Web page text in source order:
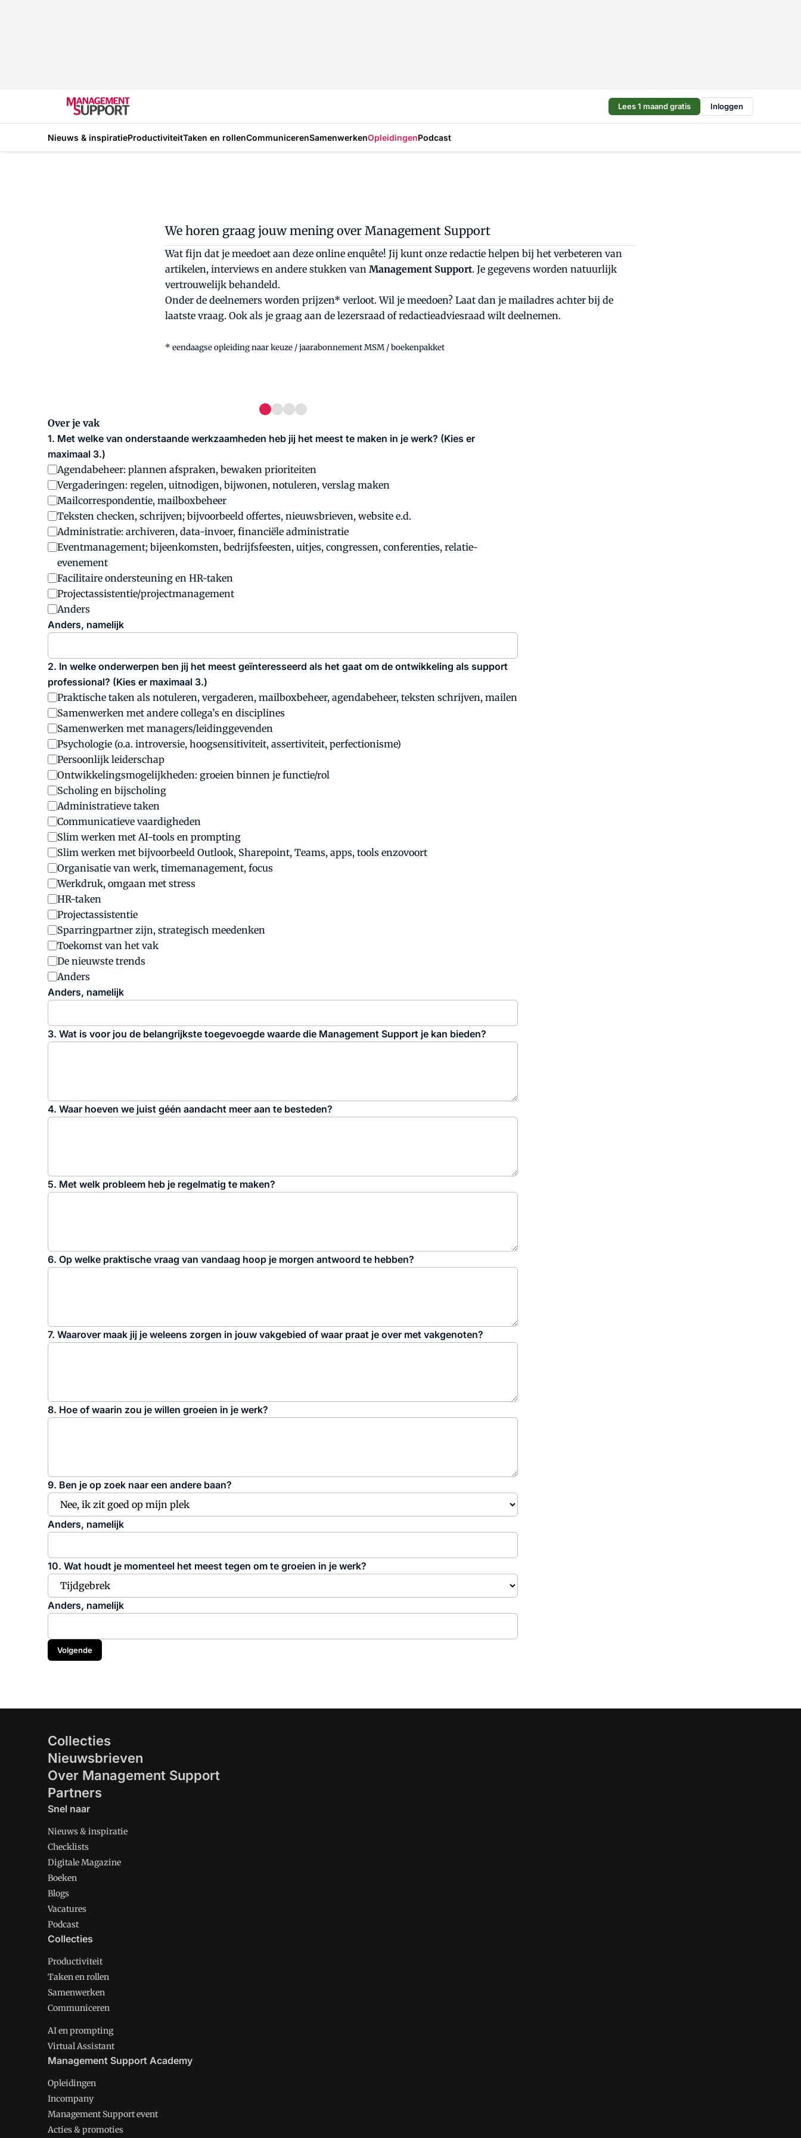
Lees 1 maand gratis Inloggen
Nieuws & inspiratieProductiviteitTaken en rollenCommunicerenSamenwerkenOpleidingenPodcast
We horen graag jouw mening over Management Support
Wat fijn dat je meedoet aan deze online enquête! Jij kunt onze redactie helpen bij het verbeteren van
artikelen, interviews en andere stukken vanManagement Support. Je gegevens worden natuurlijk
vertrouwelijk behandeld.
Onder de deelnemers worden prijzen* verloot. Wil je meedoen? Laat dan je mailadres achter bij de
laatste vraag. Ook als je graag aan de lezersraad of redactieadviesraad wilt deelnemen.
* eendaagse opleiding naar keuze / jaarabonnement MSM / boekenpakket
Over je vak
1. Met welke van onderstaande werkzaamheden heb jij het meest te maken in je werk? (Kies er
maximaal 3.)
Agendabeheer: plannen afspraken, bewaken prioriteiten
Vergaderingen: regelen, uitnodigen, bijwonen, notuleren, verslag maken
Mailcorrespondentie, mailboxbeheer
Teksten checken, schrijven; bijvoorbeeld offertes, nieuwsbrieven, website e.d.
Administratie: archiveren, data-invoer, financiële administratie
Eventmanagement; bijeenkomsten, bedrijfsfeesten, uitjes, congressen, conferenties, relatie-
evenement
Facilitaire ondersteuning en HR-taken
Projectassistentie/projectmanagement
Anders
Anders, namelijk
2. In welke onderwerpen ben jij het meest geïnteresseerd als het gaat om de ontwikkeling als support
professional? (Kies er maximaal 3.)
Praktische taken als notuleren, vergaderen, mailboxbeheer, agendabeheer, teksten schrijven, mailen
Samenwerken met andere collega’s en disciplines
Samenwerken met managers/leidinggevenden
Psychologie (o.a. introversie, hoogsensitiviteit, assertiviteit, perfectionisme)
Persoonlijk leiderschap
Ontwikkelingsmogelijkheden: groeien binnen je functie/rol
Scholing en bijscholing
Administratieve taken
Communicatieve vaardigheden
Slim werken met AI-tools en prompting
Slim werken met bijvoorbeeld Outlook, Sharepoint, Teams, apps, tools enzovoort
Organisatie van werk, timemanagement, focus
Werkdruk, omgaan met stress
HR-taken
Projectassistentie
Sparringpartner zijn, strategisch meedenken
Toekomst van het vak
De nieuwste trends
Anders
Anders, namelijk
3. Wat is voor jou de belangrijkste toegevoegde waarde die Management Support je kan bieden?
4. Waar hoeven we juist géén aandacht meer aan te besteden?
5. Met welk probleem heb je regelmatig te maken?
6. Op welke praktische vraag van vandaag hoop je morgen antwoord te hebben?
7. Waarover maak jij je weleens zorgen in jouw vakgebied of waar praat je over met vakgenoten?
8. Hoe of waarin zou je willen groeien in je werk?
9. Ben je op zoek naar een andere baan?
Anders, namelijk
10. Wat houdt je momenteel het meest tegen om te groeien in je werk?
Anders, namelijk
Volgende
Collecties
Nieuwsbrieven
Over Management Support
Partners
Snel naar
Nieuws & inspiratie
Checklists
Digitale Magazine
Boeken
Blogs
Vacatures
Podcast
Collecties
Productiviteit
Taken en rollen
Samenwerken
Communiceren
AI en prompting
Virtual Assistant
Management Support Academy
Opleidingen
Incompany
Management Support event
Acties & promoties